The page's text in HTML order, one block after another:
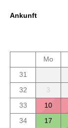
Ankunft
Mo
31
32
3
33
10
34
17